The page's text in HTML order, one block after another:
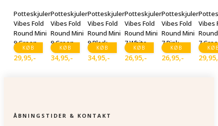
KØB
Potteskjuler
Vibes Fold
Round Mini
9 Green
29,95,-
KØB
Potteskjuler
Vibes Fold
Round Mini
9 Green
34,95,-
KØB
Potteskjuler
Vibes Fold
Round Mini
9 Black
34,95,-
KØB
Potteskjuler
Vibes Fold
Round Mini
7 White
26,95,-
KØB
Potteskjuler
Vibes Fold
Round Mini
7 Pink
26,95,-
Vibes
7
29,95
ÅBNINGSTIDER & KONTAKT